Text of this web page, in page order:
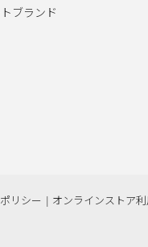
ブランド
リシー オンラインストア